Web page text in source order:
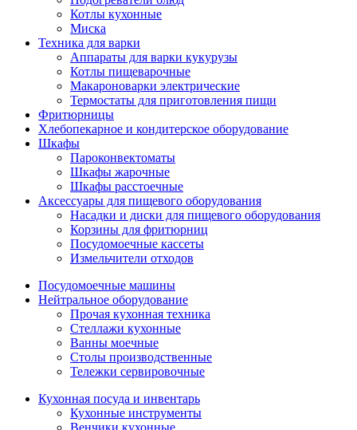
Котлы кухонные
Миска
Техника для варки
Аппараты для варки кукурузы
Котлы пищеварочные
Макароноварки электрические
Термостаты для приготовления пищи
Фритюрницы
Хлебопекарное и кондитерское оборудование
Шкафы
Пароконвектоматы
Шкафы жарочные
Шкафы расстоечные
Аксессуары для пищевого оборудования
Насадки и диски для пищевого оборудования
Корзины для фритюрниц
Посудомоечные кассеты
Измельчители отходов
Посудомоечные машины
Нейтральное оборудование
Прочая кухонная техника
Стеллажи кухонные
Ванны моечные
Столы производственные
Тележки сервировочные
Кухонная посуда и инвентарь
Кухонные инструменты
Венчики кухонные